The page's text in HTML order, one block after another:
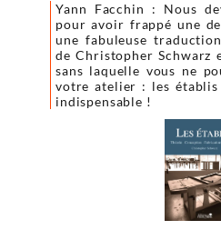
Yann Facchin : Nous
pour avoir frappé une
une fabuleuse
de Christopher Schwarz
sans laquelle vous ne
votre atelier : les établis
indispensable !